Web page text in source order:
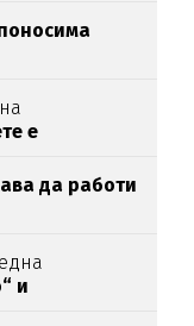
е
да работи
и